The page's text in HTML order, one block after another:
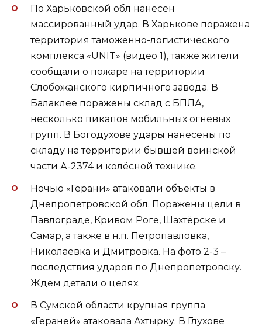
По Харьковской обл нанесён
массированный удар. В Харькове поражена
территория таможенно-логистического
комплекса «UNIT» (видео 1), также жители
сообщали о пожаре на территории
Слобожанского кирпичного завода. В
Балаклее поражены склад с БПЛА,
несколько пикапов мобильных огневых
групп. В Богодухове удары нанесены по
складу на территории бывшей воинской
части А-2374 и колёсной технике.
Ночью «Герани» атаковали объекты в
Днепропетровской обл. Поражены цели в
Павлограде, Кривом Роге, Шахтёрске и
Самар, а также в н.п. Петропавловка,
Николаевка и Дмитровка. На фото 2-3 –
последствия ударов по Днепропетровску.
Ждем детали о целях.
В Сумской области крупная группа
«Гераней» атаковала Ахтырку. В Глухове